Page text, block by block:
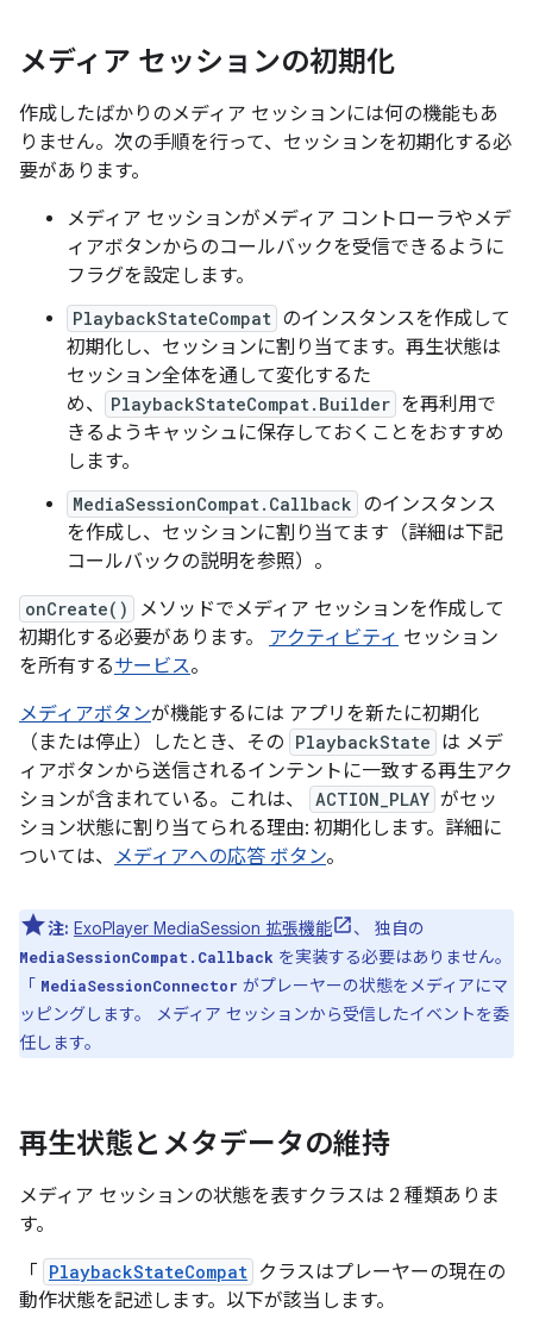
メディア セッションの初期化
作成したばかりのメディア セッションには何の機能もあ
りません。次の手順を行って、セッションを初期化する必
要があります。
メディア セッションがメディア コントローラやメデ
ィアボタンからのコールバックを受信できるように
フラグを設定します。
PlaybackStateCompat のインスタンスを作成して
初期化し、セッションに割り当てます。再生状態は
セッション全体を通して変化するた
め、
PlaybackStateCompat.Builder を再利用で
きるようキャッシュに保存しておくことをおすすめ
します。
MediaSessionCompat.Callback のインスタンス
を作成し、セッションに割り当てます（詳細は下記
コールバックの説明を参照）。
onCreate()
メソッドでメディア セッションを作成して
初期化する必要があります。 アクティビティ セッション
を所有するサービス。
メディアボタンが機能するには アプリを新たに初期化
（または停止）したとき、その PlaybackState は メデ
ィアボタンから送信されるインテントに一致する再生アク
ションが含まれている。これは、
ACTION_PLAY がセッ
ション状態に割り当てられる理由: 初期化します。詳細に
ついては、 メディアへの応答 ボタン。
注: ExoPlayer MediaSession 拡張機能 、 独自の
MediaSessionCompat.Callback を実装する必要はありません。
「 MediaSessionConnector がプレーヤーの状態をメディアにマ
ッピングします。 メディア セッションから受信したイベントを委
任します。
再生状態とメタデータの維持
メディア セッションの状態を表すクラスは 2 種類ありま
す。
「
PlaybackStateCompat クラスはプレーヤーの現在の
動作状態を記述します。以下が該当します。